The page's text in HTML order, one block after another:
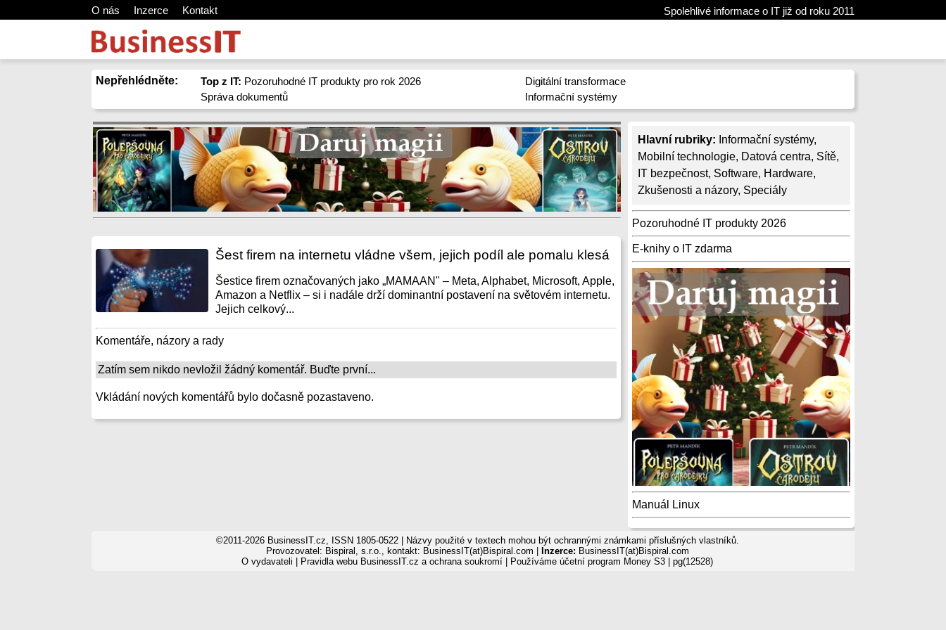
O nás Inzerce Kontakt Spolehlivé informace o IT již od roku 2011
Nepřehlédněte: Top z IT: Pozoruhodné IT produkty pro rok 2026
Správa dokumentů
Digitální transformace
Informační systémy
Hlavní rubriky: Informační systémy,
Mobilní technologie, Datová centra, Sítě,
IT bezpečnost, Software, Hardware,
Zkušenosti a názory, Speciály
Pozoruhodné IT produkty 2026
E-knihy o IT zdarma
Manuál Linux
Šest firem na internetu vládne všem, jejich podíl ale pomalu klesá
Šestice firem označovaných jako „MAMAAN" – Meta, Alphabet, Microsoft, Apple,
Amazon a Netflix – si i nadále drží dominantní postavení na světovém internetu.
Jejich celkový...
Komentáře, názory a rady
Zatím sem nikdo nevložil žádný komentář. Buďte první...
Vkládání nových komentářů bylo dočasně pozastaveno.
©2011-2026 BusinessIT.cz, ISSN 1805-0522 | Názvy použité v textech mohou být ochrannými známkami příslušných vlastníků.
Provozovatel: Bispiral, s.r.o., kontakt: BusinessIT(at)Bispiral.com |
Inzerce: BusinessIT(at)Bispiral.com
O vydavateli
Pravidla webu BusinessIT.cz a ochrana soukromí | Používáme účetní program Money S3 | pg(12528)